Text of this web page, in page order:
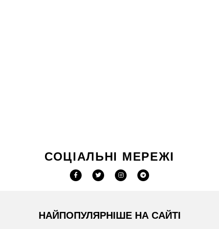
СОЦІАЛЬНІ МЕРЕЖІ
НАЙПОПУЛЯРНІШЕ НА САЙТІ